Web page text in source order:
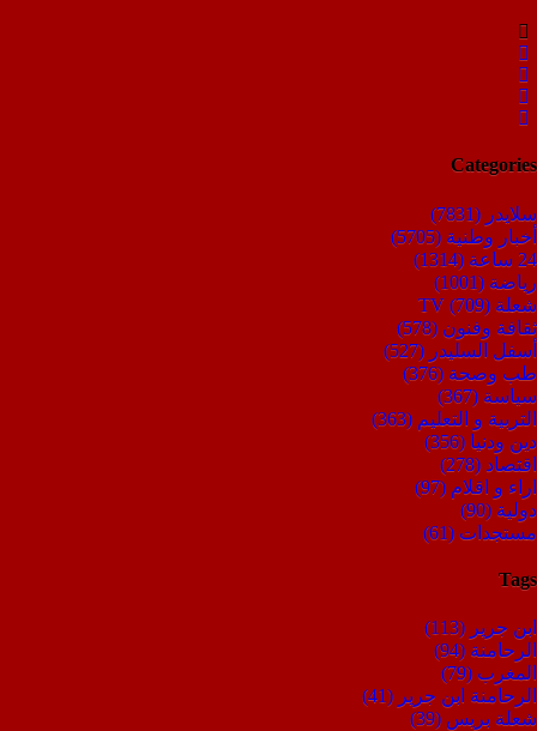
Categories
سلايدر (7831)
أخبار وطنية (5705)
24 ساعة
(1314)
رياضة (1001)
شعلة TV (709)
ثقافة وفنون (578)
أسفل السليدر (527)
طب وصحة (376)
سياسة (367)
التربية و التعليم (363)
دين ودنيا (356)
اقتصاد (278)
اراء و اقلام (97)
دولية (90)
مستجدات (61)
Tags
ابن جرير (113)
الرحامنة (94)
المغرب (79)
الرحامنة ابن جرير (41)
شعلة بريس (39)